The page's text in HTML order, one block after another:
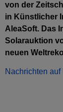
von der
in Künstlicher
AleaSoft. Das
Solarauktion
neuen
Nachrichten auf